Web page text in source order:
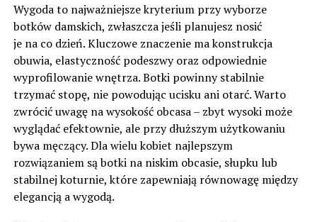
Wygoda to najważniejsze kryterium przy wyborze
botków damskich, zwłaszcza jeśli planujesz nosić
je na co dzień. Kluczowe znaczenie ma konstrukcja
obuwia, elastyczność podeszwy oraz odpowiednie
wyprofilowanie wnętrza. Botki powinny stabilnie
trzymać stopę, nie powodując ucisku ani otarć. Warto
zwrócić uwagę na wysokość obcasa – zbyt wysoki może
wyglądać efektownie, ale przy dłuższym użytkowaniu
bywa męczący. Dla wielu kobiet najlepszym
rozwiązaniem są botki na niskim obcasie, słupku lub
stabilnej koturnie, które zapewniają równowagę między
elegancją a wygodą.